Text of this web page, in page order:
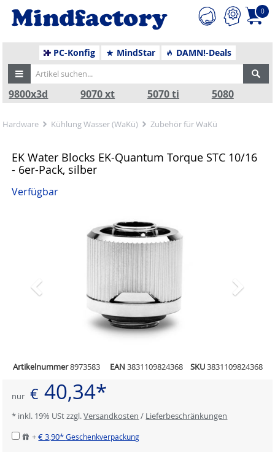
0
PC-Konfig MindStar DAMN!-Deals
9800x3d 9070 xt 5070 ti 5080
Hardware Kühlung Wasser (WaKü) Zubehör für WaKü
EK Water Blocks EK-Quantum Torque STC 10/16
- 6er-Pack, silber
Verfügbar
Zurück
Artikelnummer8973583 EAN 3831109824368 SKU3831109824368
nur € 40,34*
* inkl. 19% USt zzgl.Versandkosten / Lieferbeschränkungen
+€ 3,90*Geschenkverpackung